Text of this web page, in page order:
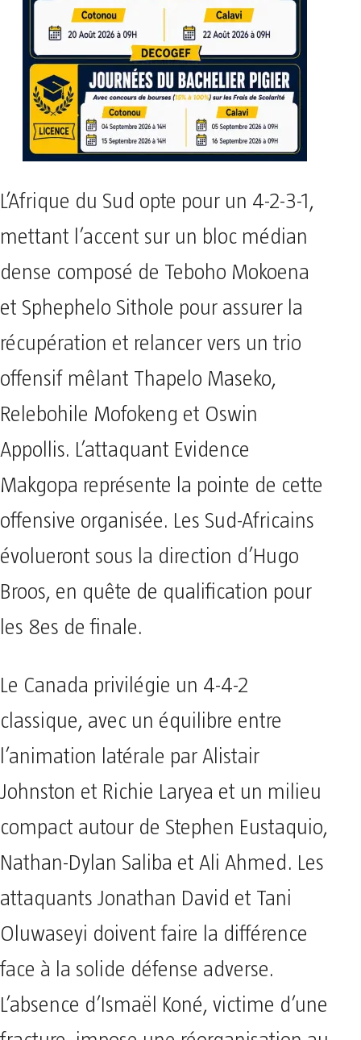
L’Afrique du Sud opte pour un 4-2-3-1,
mettant l’accent sur un bloc médian
dense composé de Teboho Mokoena
et Sphephelo Sithole pour assurer la
récupération et relancer vers un trio
offensif mêlant Thapelo Maseko,
Relebohile Mofokeng et Oswin
Appollis. L’attaquant Evidence
Makgopa représente la pointe de cette
offensive organisée. Les Sud-Africains
évolueront sous la direction d’Hugo
Broos, en quête de qualification pour
les 8es de finale.
Le Canada privilégie un 4-4-2
classique, avec un équilibre entre
l’animation latérale par Alistair
Johnston et Richie Laryea et un milieu
compact autour de Stephen Eustaquio,
Nathan-Dylan Saliba et Ali Ahmed. Les
attaquants Jonathan David et Tani
Oluwaseyi doivent faire la différence
face à la solide défense adverse.
L’absence d’Ismaël Koné, victime d’une